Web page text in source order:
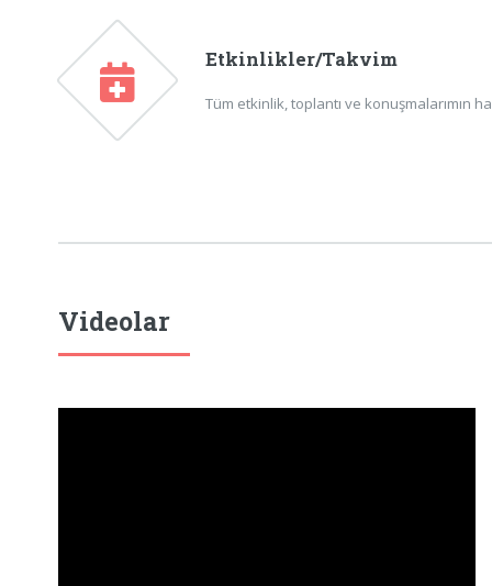
Etkinlikler/Takvim
Tüm etkinlik, toplantı ve konuşmalarımın
Videolar